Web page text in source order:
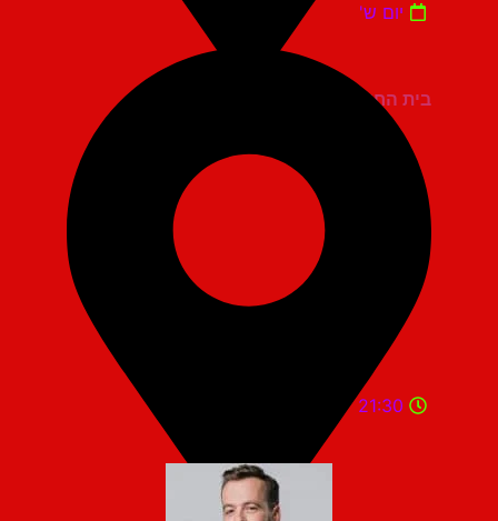
בית החייל תל אביב
יום ש'
21:30